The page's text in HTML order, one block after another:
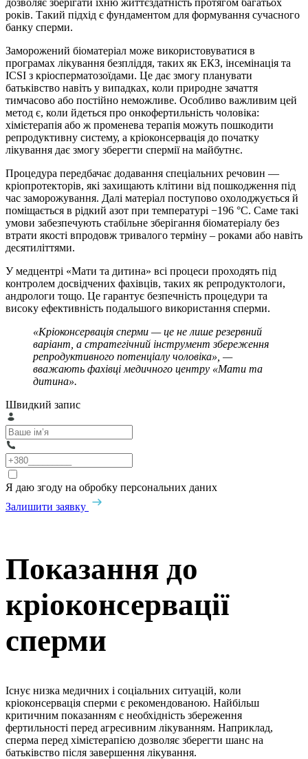
дозволяє зберігати їхню життєздатність протягом багатьох
років. Такий підхід є фундаментом для формування сучасного
банку сперми.
Заморожений біоматеріал може використовуватися в
програмах лікування безпліддя, таких як ЕКЗ, інсемінація та
ICSI з кріосперматозоїдами. Це дає змогу планувати
батьківство навіть у випадках, коли природне зачаття
тимчасово або постійно неможливе. Особливо важливим цей
метод є, коли йдеться про онкофертильність чоловіка:
хімієтерапія або ж променева терапія можуть пошкодити
репродуктивну систему, а кріоконсервація до початку
лікування дає змогу зберегти спермії на майбутнє.
Процедура передбачає додавання спеціальних речовин —
кріопротекторів, які захищають клітини від пошкодження під
час заморожування. Далі матеріал поступово охолоджується й
поміщається в рідкий азот при температурі −196 °C. Саме такі
умови забезпечують стабільне зберігання біоматеріалу без
втрати якості впродовж тривалого терміну – роками або навіть
десятиліттями.
У медцентрі «Мати та дитина» всі процеси проходять під
контролем досвідчених фахівців, таких як репродуктологи,
андрологи тощо. Це гарантує безпечність процедури та
високу ефективність подальшого використання сперми.
«Кріоконсервація сперми — це не лише резервний
варіант, а стратегічний інструмент збереження
репродуктивного потенціалу чоловіка», —
вважають фахівці медичного центру «Мати та
дитина».
Швидкий запис
Я даю згоду на обробку персональних даних
Залишити заявку
Показання до
кріоконсервації
сперми
Існує низка медичних і соціальних ситуацій, коли
кріоконсервація сперми є рекомендованою. Найбільш
критичним показанням є необхідність збереження
фертильності перед агресивним лікуванням. Наприклад,
сперма перед хімієтерапією дозволяє зберегти шанс на
батьківство після завершення лікування.